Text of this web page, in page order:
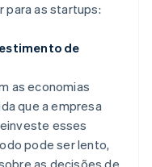
para as startups:
de
as economias
que a empresa
esses
pode ser lento,